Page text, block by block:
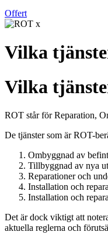
Offert
Vilka
Vilka
ROT står för Reparation,
De tjänster som är ROT-
Ombyggnad av
Tillbyggnad av nya
Reparationer och
Installation och
Installation och
Det är dock viktigt att
aktuella reglerna och